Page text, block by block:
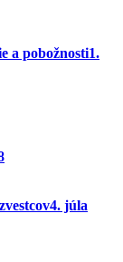
a pobožnosti1.
4. júla